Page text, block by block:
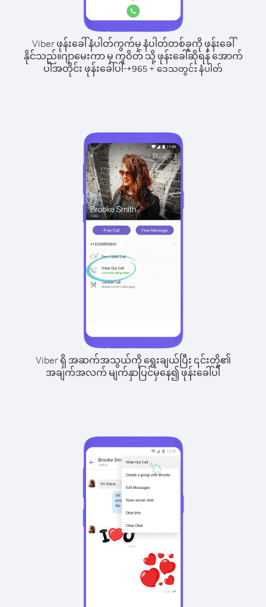
Viber ဖုန်းခေါ်နံပါတ်ကွက်မှ နံပါတ်တစ်ခုကို ဖုန်းခေါ်
နိုင်သည်။ဂျာမေးကာ မှ ကူဝိတ် သို့ ဖုန်းခေါ်ဆိုရန် အောက်
ပါအတိုင်း ဖုန်းခေါ်ပါ-+965 + ဒေသတွင်း နံပါတ်
Viber ရှိ အဆက်အသွယ်ကို ရွေးချယ်ပြီး ၎င်းတို့၏
အချက်အလက် မျက်နှာပြင်မှနေ၍ ဖုန်းခေါ်ပါ